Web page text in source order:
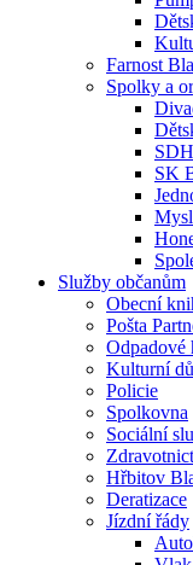
Farnost
Spolky a
SK
Služby občanům
Obecní
Pošta
Odpadové
Kulturní
Policie
Spolkovna
Sociální
Hřbitov
Deratizace
Jízdní řády